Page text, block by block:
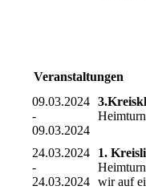
Veranstaltungen
09.03.2024
-
09.03.2024
24.03.2024
-
24.03.2024
1.
wir auf